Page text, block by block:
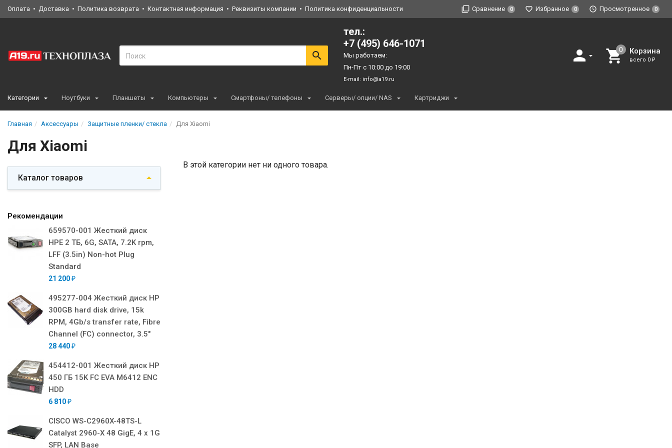
Оплата Доставка Политика возврата Контактная информация Реквизиты компании Политика конфиденциальности Сравнение 0 Избранное 0 Просмотренное 0
тел.:
+7 (495) 646-1071
Мы работаем:
Пн-Пт с 10:00 до 19:00
E-mail: info@a19.ru
Корзина
всего 0 ₽
Категории Ноутбуки Планшеты Компьютеры Смартфоны/ телефоны Серверы/ опции/ NAS Картриджи
Главная Аксессуары Защитные пленки/ стекла Для Xiaomi
Для Xiaomi
Каталог товаров
Рекомендации
659570-001 Жесткий диск
HPE 2 ТБ, 6G, SATA, 7.2K rpm,
LFF (3.5in) Non-hot Plug
Standard
21 200 ₽
495277-004 Жесткий диск HP
300GB hard disk drive, 15k
RPM, 4Gb/s transfer rate, Fibre
Channel (FC) connector, 3.5"
28 440 ₽
454412-001 Жесткий диск HP
450 ГБ 15K FC EVA M6412 ENC
HDD
6 810 ₽
CISCO WS-C2960X-48TS-L
Catalyst 2960-X 48 GigE, 4 x 1G
SFP, LAN Base
В этой категории нет ни одного товара.